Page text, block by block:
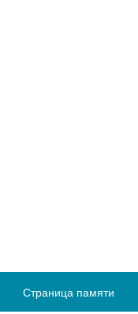
Страница памяти